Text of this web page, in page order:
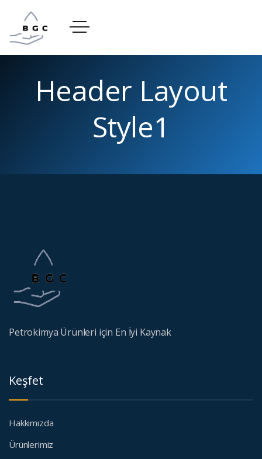
Header Layout
Style1
Petrokimya Ürünleri için En İyi Kaynak
Keşfet
Hakkımızda
Ürünlerimiz